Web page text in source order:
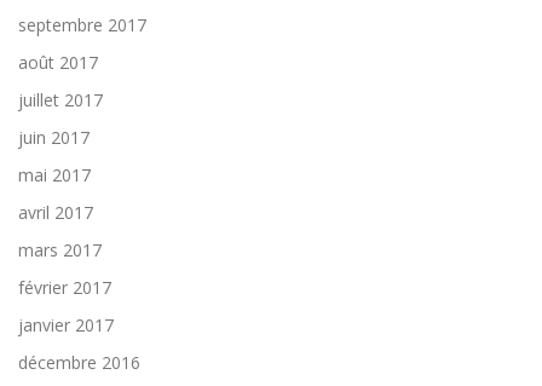
septembre 2017
août 2017
juillet 2017
juin 2017
mai 2017
avril 2017
mars 2017
février 2017
janvier 2017
décembre 2016